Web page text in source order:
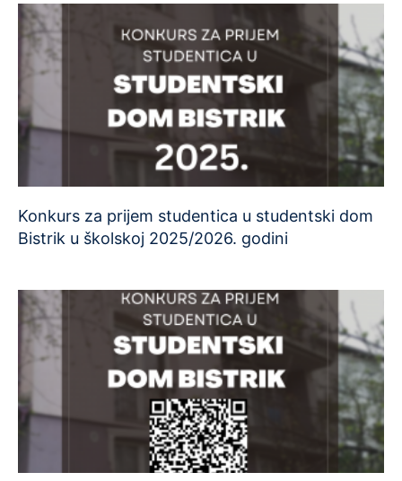
Konkurs za prijem studentica u studentski dom
Bistrik u školskoj 2025/2026. godini